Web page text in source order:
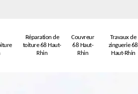
Réparation de
toiture 68 Haut-
Rhin
Couvreur
68 Haut-
Rhin
Travaux de
zinguerie 68
Haut-Rhin